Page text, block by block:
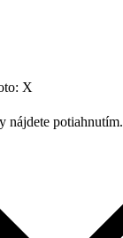
nájdete potiahnutím.